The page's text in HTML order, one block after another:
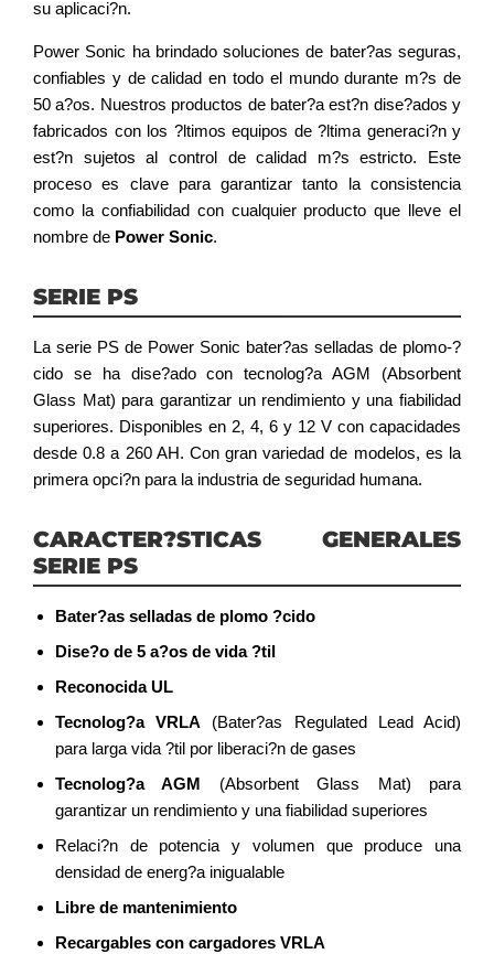
su aplicaci?n.
Power Sonic ha brindado soluciones de bater?as seguras,
confiables y de calidad en todo el mundo durante m?s de
50 a?os. Nuestros productos de bater?a est?n dise?ados y
fabricados con los ?ltimos equipos de ?ltima generaci?n y
est?n sujetos al control de calidad m?s estricto. Este
proceso es clave para garantizar tanto la consistencia
como la confiabilidad con cualquier producto que lleve el
nombre de Power Sonic.
SERIE PS
La serie PS de Power Sonic bater?as selladas de plomo-?
cido se ha dise?ado con tecnolog?a AGM (Absorbent
Glass Mat) para garantizar un rendimiento y una fiabilidad
superiores. Disponibles en 2, 4, 6 y 12 V con capacidades
desde 0.8 a 260 AH. Con gran variedad de modelos, es la
primera opci?n para la industria de seguridad humana.
CARACTER?STICAS GENERALES
SERIE PS
Bater?as selladas de plomo ?cido
Dise?o de 5 a?os de vida ?til
Reconocida UL
Tecnolog?a VRLA (Bater?as Regulated Lead Acid)
para larga vida ?til por liberaci?n de gases
Tecnolog?a AGM (Absorbent Glass Mat) para
garantizar un rendimiento y una fiabilidad superiores
Relaci?n de potencia y volumen que produce una
densidad de energ?a inigualable
Libre de mantenimiento
Recargables con cargadores VRLA